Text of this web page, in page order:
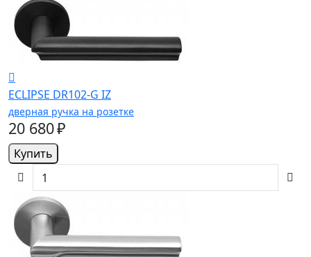
ECLIPSE DR102-G IZ
дверная ручка на розетке
20 680 ₽
Купить